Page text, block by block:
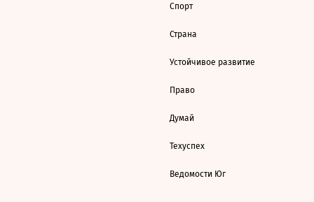
Спорт
Страна
Устойчивое развитие
Право
Думай
Техуспех
Ведомости Юг